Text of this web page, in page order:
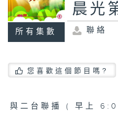
所有集數
晨光
聯絡
您喜歡這個節目嗎?
與二台聯播 ( 早上